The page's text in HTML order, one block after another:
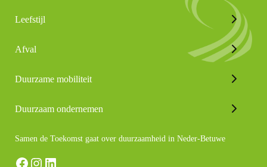
Leefstijl
Afval
Duurzame mobiliteit
Duurzaam ondernemen
Samen de Toekomst gaat over duurzaamheid in Neder-Betuwe
Facebook
Instagram
LinkedIn